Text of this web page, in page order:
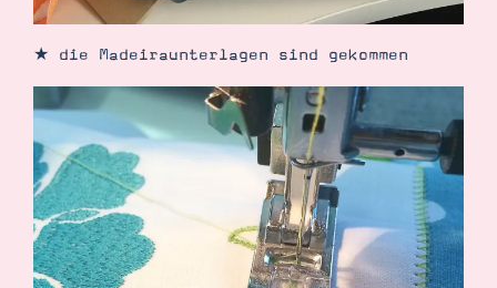
★ die Madeiraunterlagen sind gekommen